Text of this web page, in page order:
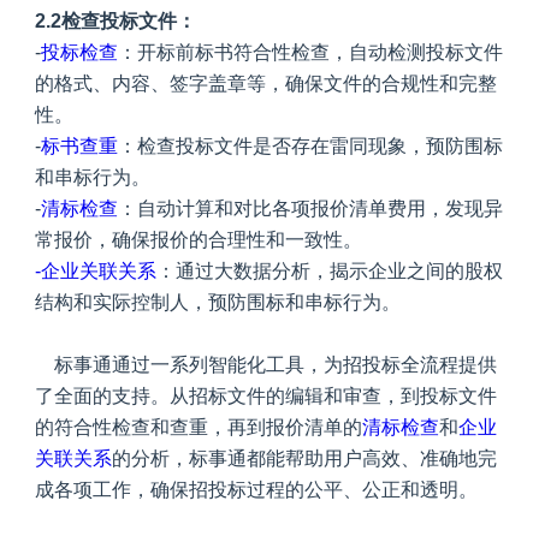
2.2检查投标文件：
-投标检查 ： 开标前标书符合性检查 ，自动检测投标文件
的格式、内容、签字盖章等，确保文件的合规性和完整
性。
-标书查重：检查投标文件是否存在雷同现象，预防围标
和串标行为。
-清标检查 ：自动计算和对比各项报价清单费用，发现异
常报价，确保报价的合理性和一致性。
-企业关联关系 ：通过大数据分析，揭示企业之间的股权
结构和实际控制人，预防围标和串标行为。
标事通通过一系列智能化工具，为招投标全流程提供
了全面的支持。从招标文件的编辑和审查，到投标文件
的符合性检查和查重，再到报价清单的清标检查和企业
关联关系的分析，标事通都能帮助用户高效、准确地完
成各项工作，确保招投标过程的公平、公正和透明。